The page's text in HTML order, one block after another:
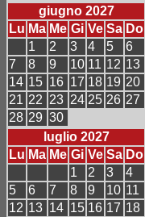
giugno 2027
Lu Ma Me Gi Ve Sa Do
1
2 3 4 5
6
7
8 9 10 11 12 13
14 15 16 17 18 19 20
21 22 23 24 25 26 27
28 29 30
luglio 2027
Lu Ma Me Gi Ve Sa Do
1
2 3
4
5
6 7 8 9 10 11
12 13 14 15 16 17 18